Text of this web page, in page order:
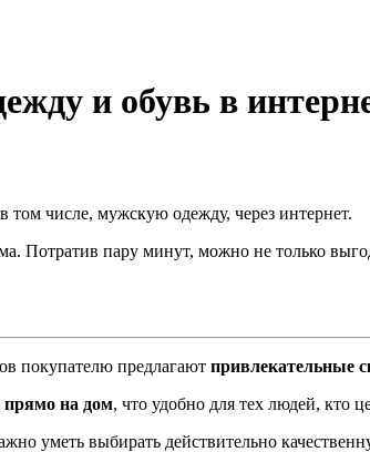
и обувь в
числе, мужскую одежду, через интернет.
Потратив пару минут, можно не только
покупателю предлагают привлекательные
прямо на дом, что удобно для тех людей, кто
уметь выбирать действительно